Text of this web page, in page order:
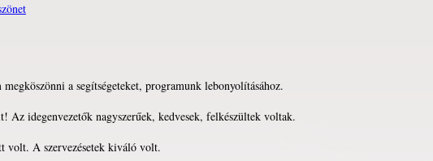
a segítségeteket, programunk lebonyolításához.
Az idegenvezetők nagyszerűek, kedvesek, felkészültek voltak.
volt. A szervezésetek kiváló volt.